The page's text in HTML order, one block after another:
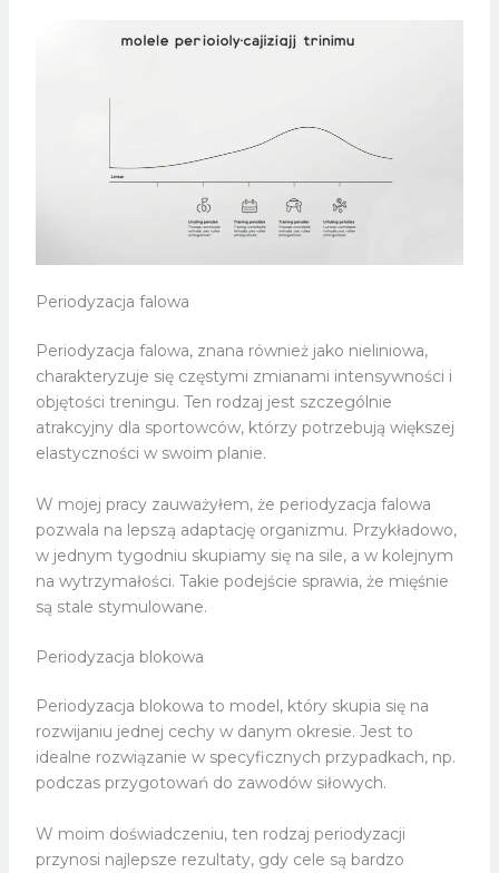
Periodyzacja falowa
Periodyzacja falowa, znana również jako nieliniowa,
charakteryzuje się częstymi zmianami intensywności i
objętości treningu. Ten rodzaj jest szczególnie
atrakcyjny dla sportowców, którzy potrzebują większej
elastyczności w swoim planie.
W mojej pracy zauważyłem, że periodyzacja falowa
pozwala na lepszą adaptację organizmu. Przykładowo,
w jednym tygodniu skupiamy się na sile, a w kolejnym
na wytrzymałości. Takie podejście sprawia, że mięśnie
są stale stymulowane.
Periodyzacja blokowa
Periodyzacja blokowa to model, który skupia się na
rozwijaniu jednej cechy w danym okresie. Jest to
idealne rozwiązanie w specyficznych przypadkach, np.
podczas przygotowań do zawodów siłowych.
W moim doświadczeniu, ten rodzaj periodyzacji
przynosi najlepsze rezultaty, gdy cele są bardzo